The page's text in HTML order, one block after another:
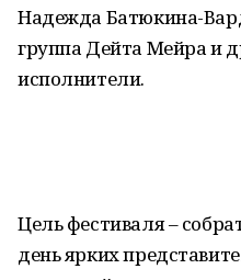
Надежда Батюкина-
группа Дейта Мейра и
исполнители.
Цель фестиваля –
день ярких